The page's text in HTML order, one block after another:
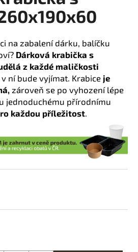
na zabalení dárku, balíčku
Dárková krabička s
z každé maličkosti
v ní bude vyjímat. Krabice je
zároveň se po vyhození lépe
jednoduchému přírodnímu
každou příležitost